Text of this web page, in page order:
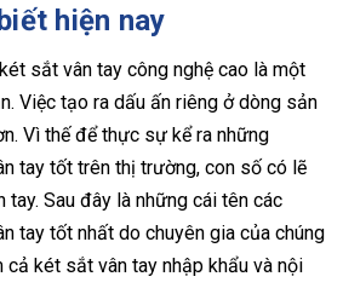
hiện nay
sắt vân tay công nghệ cao là một
Việc tạo ra dấu ấn riêng ở dòng sản
Vì thế để thực sự kể ra những
tay tốt trên thị trường, con số có lẽ
tay. Sau đây là những cái tên các
tay tốt nhất do chuyên gia của chúng
két sắt vân tay nhập khẩu và nội